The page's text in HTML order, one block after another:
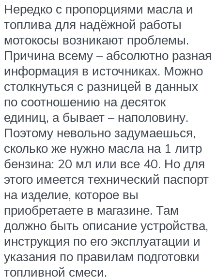
Нередко с пропорциями масла и
топлива для надёжной работы
мотокосы возникают проблемы.
Причина всему – абсолютно разная
информация в источниках. Можно
столкнуться с разницей в данных
по соотношению на десяток
единиц, а бывает – наполовину.
Поэтому невольно задумаешься,
сколько же нужно масла на 1 литр
бензина: 20 мл или все 40. Но для
этого имеется технический паспорт
на изделие, которое вы
приобретаете в магазине. Там
должно быть описание устройства,
инструкция по его эксплуатации и
указания по правилам подготовки
топливной смеси.